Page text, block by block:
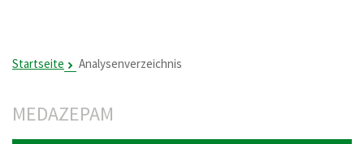
Startseite Analysenverzeichnis
MEDAZEPAM